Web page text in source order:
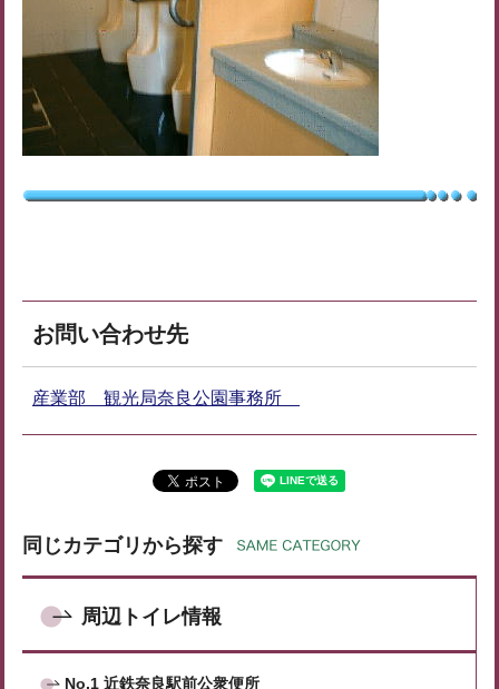
お問い合わせ先
産業部 観光局奈良公園事務所
同じカテゴリから探す
周辺トイレ情報
No.1 近鉄奈良駅前公衆便所